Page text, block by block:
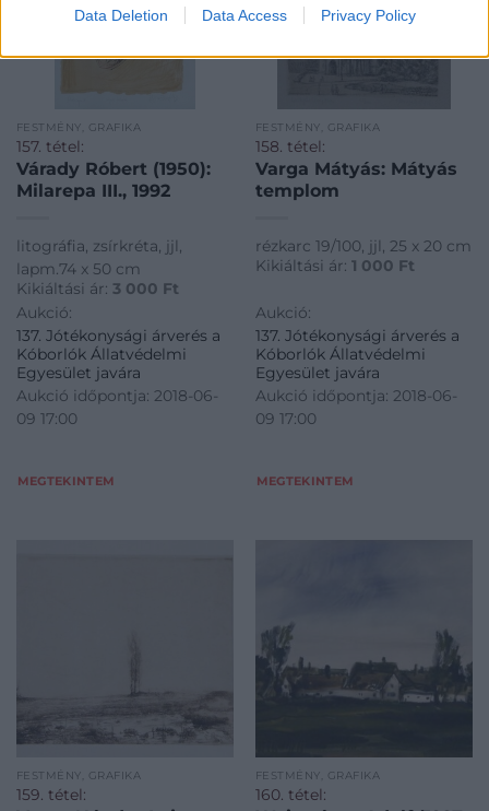
Data Deletion Data Access Privacy Policy
FESTMÉNY, GRAFIKA
157. tétel:
Várady Róbert (1950):
Milarepa III., 1992
litográfia, zsírkréta, jjl,
lapm.74 x 50 cm
Kikiáltási ár: 3 000 Ft
Aukció:
137. Jótékonysági árverés a
Kóborlók Állatvédelmi
Egyesület javára
Aukció időpontja: 2018-06-
09 17:00
MEGTEKINTEM
FESTMÉNY, GRAFIKA
158. tétel:
Varga Mátyás: Mátyás
templom
rézkarc 19/100, jjl, 25 x 20 cm
Kikiáltási ár: 1 000 Ft
Aukció:
137. Jótékonysági árverés a
Kóborlók Állatvédelmi
Egyesület javára
Aukció időpontja: 2018-06-
09 17:00
MEGTEKINTEM
FESTMÉNY, GRAFIKA
159. tétel:
FESTMÉNY, GRAFIKA
160. tétel: